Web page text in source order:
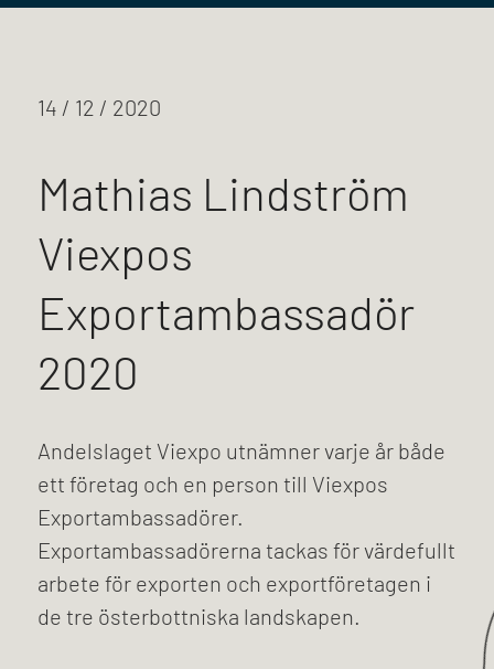
14 / 12 / 2020
Mathias Lindström
Viexpos
Exportambassadör
2020
Andelslaget Viexpo utnämner varje år både
ett företag och en person till Viexpos
Exportambassadörer.
Exportambassadörerna tackas för värdefullt
arbete för exporten och exportföretagen i
de tre österbottniska landskapen.